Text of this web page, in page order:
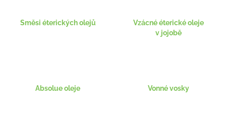
Směsi éterických olejů
Vzácné éterické oleje
v jojobě
Absolue oleje Vonné vosky